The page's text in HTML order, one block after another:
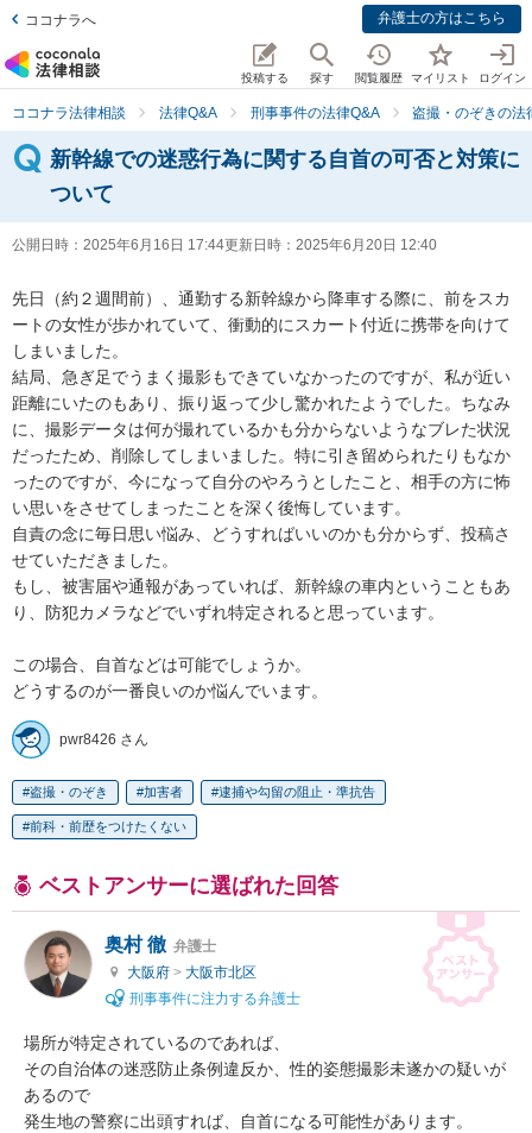
ココナラへ 弁護士の方はこちら
投稿する 探す 閲覧履歴 マイリスト ログイン
ココナラ法律相談 法律Q&A 刑事事件の法律Q&A 盗撮・のぞきの法
新幹線での迷惑行為に関する自首の可否と対策に
ついて
公開日時： 2025年6月16日 17:44更新日時： 2025年6月20日 12:40
先日（約２週間前）、通勤する新幹線から降車する際に、前をスカ
ートの女性が歩かれていて、衝動的にスカート付近に携帯を向けて
しまいました。
結局、急ぎ足でうまく撮影もできていなかったのですが、私が近い
距離にいたのもあり、振り返って少し驚かれたようでした。ちなみ
に、撮影データは何が撮れているかも分からないようなブレた状況
だったため、削除してしまいました。特に引き留められたりもなか
ったのですが、今になって自分のやろうとしたこと、相手の方に怖
い思いをさせてしまったことを深く後悔しています。
自責の念に毎日思い悩み、どうすればいいのかも分からず、投稿さ
せていただきました。
もし、被害届や通報があっていれば、新幹線の車内ということもあ
り、防犯カメラなどでいずれ特定されると思っています。
この場合、自首などは可能でしょうか。
どうするのが一番良いのか悩んでいます。
pwr8426 さん
盗撮・のぞき 加害者 逮捕や勾留の阻止・準抗告
前科・前歴をつけたくない
ベストアンサーに選ばれた回答
奥村 徹 弁護士
大阪府 > 大阪市北区
刑事事件に注力する弁護士
場所が特定されているのであれば、
その自治体の迷惑防止条例違反か、性的姿態撮影未遂かの疑いが
あるので
発生地の警察に出頭すれば、自首になる可能性があります。